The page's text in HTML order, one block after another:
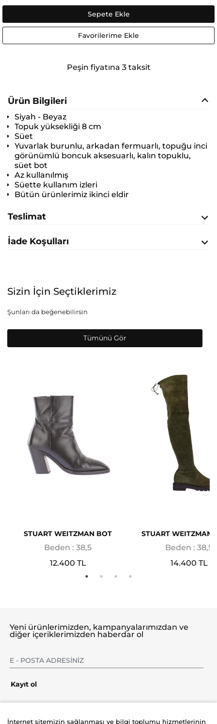
Sepete Ekle
Favorilerime Ekle
Peşin fiyatına 3 taksit
Ürün Bilgileri
Siyah - Beyaz
Topuk yüksekliği 8 cm
Süet
Yuvarlak burunlu, arkadan fermuarlı, topuğu inci
görünümlü boncuk aksesuarlı, kalın topuklu,
süet bot
Az kullanılmış
Süette kullanım izleri
Bütün ürünlerimiz ikinci eldir
Teslimat
İade Koşulları
Sizin İçin Seçtiklerimiz
Şunları da beğenebilirsin
Tümünü Gör
STUART WEITZMAN BOT
Beden : 38,5
12.400 TL
STUART WEITZMAN
Beden : 38,5
14.400 TL
Yeni ürünlerimizden, kampanyalarımızdan ve
diğer içeriklerimizden haberdar ol
Kayıt ol
İnternet sitemizin sağlanması ve bilgi toplumu hizmetlerinin